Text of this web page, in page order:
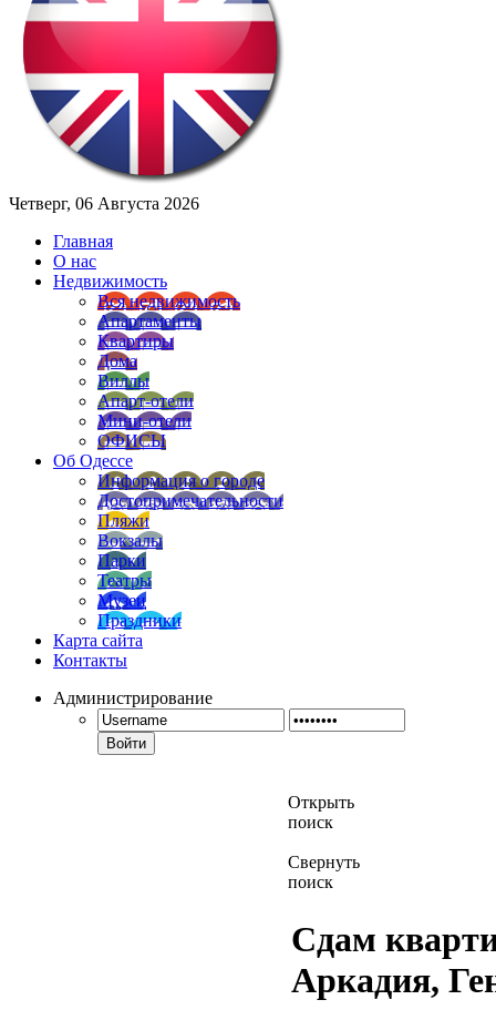
Четверг, 06 Августа 2026
Главная
О нас
Недвижимость
Вся недвижимость
Апартаменты
Квартиры
Дома
Виллы
Апарт-отели
Мини-отели
ОФИСЫ
Об Одессе
Информация о городе
Достопримечательности
Пляжи
Вокзалы
Парки
Театры
Музеи
Праздники
Карта сайта
Контакты
Администрирование
Войти
Открыть
поиск
Свернуть
поиск
Сдам
Аркадия,